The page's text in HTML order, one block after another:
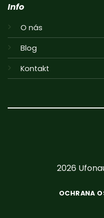
Info
O nás
Blog
Kontakt
2026
OCHRANA